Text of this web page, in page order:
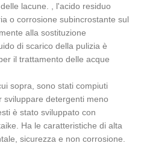
lacune. , l'acido residuo
o corrosione subincrostante sul
alla sostituzione
di scarico della pulizia è
il trattamento delle acque
sopra, sono stati compiuti
sviluppare detergenti meno
è stato sviluppato con
Ha le caratteristiche di alta
sicurezza e non corrosione.